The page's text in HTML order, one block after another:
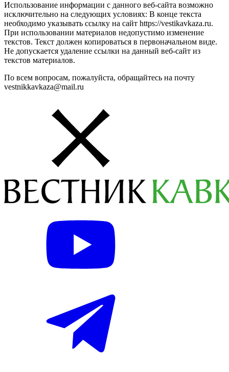
Использование информации с данного веб-сайта возможно
исключительно на следующих условиях: В конце текста
необходимо указывать ссылку на сайт https://vestikavkaza.ru.
При использовании материалов недопустимо изменение
текстов. Текст должен копироваться в первоначальном виде.
Не допускается удаление ссылки на данный веб-сайт из
текстов материалов.
По всем вопросам, пожалуйста, обращайтесь на почту
vestnikkavkaza@mail.ru